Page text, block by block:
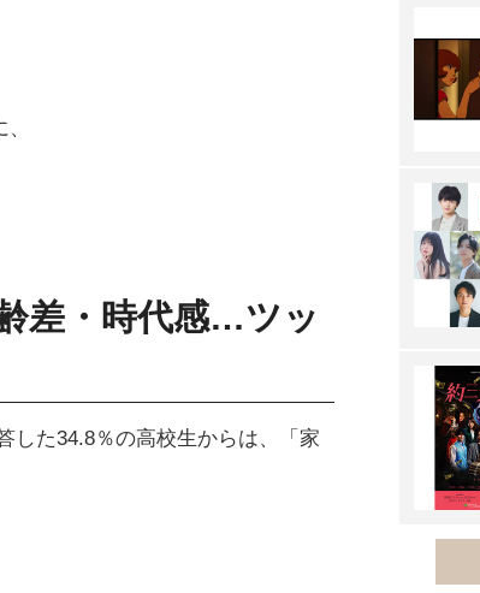
差・時代感…ツッ
した34.8％の高校生からは、「家